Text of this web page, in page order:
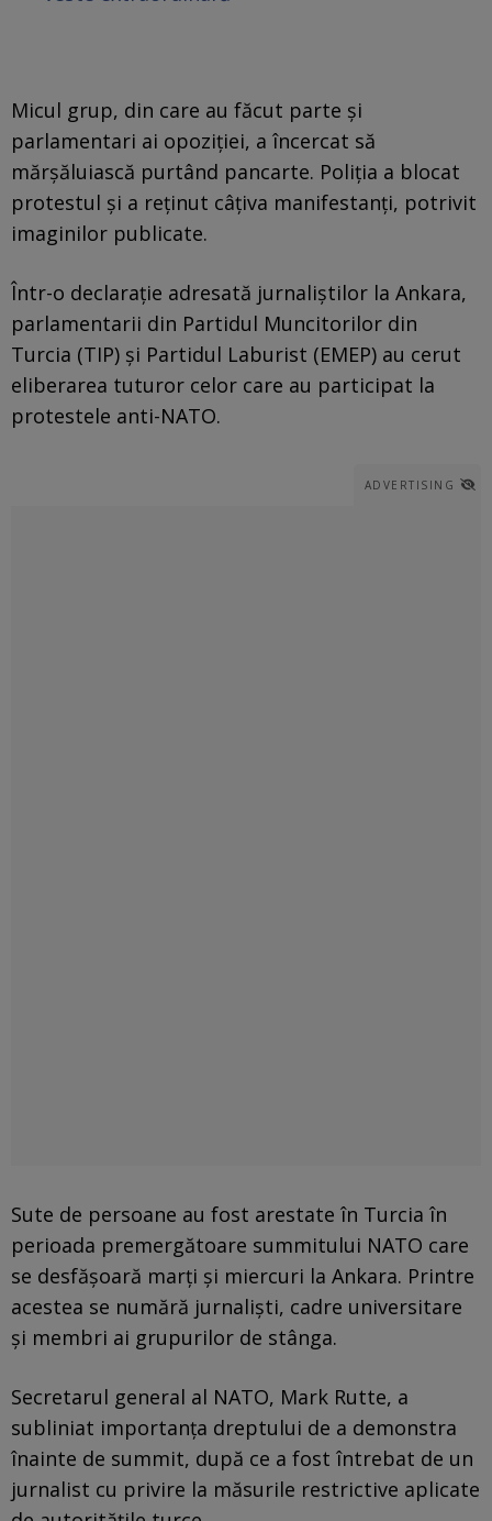
Micul grup, din care au făcut parte și
parlamentari ai opoziției, a încercat să
mărșăluiască purtând pancarte. Poliția a blocat
protestul și a reținut câțiva manifestanți, potrivit
imaginilor publicate.
Într-o declarație adresată jurnaliștilor la Ankara,
parlamentarii din Partidul Muncitorilor din
Turcia (TIP) și Partidul Laburist (EMEP) au cerut
eliberarea tuturor celor care au participat la
protestele anti-NATO.
ADVERTISING
Sute de persoane au fost arestate în Turcia în
perioada premergătoare summitului NATO care
se desfășoară marți și miercuri la Ankara. Printre
acestea se numără jurnaliști, cadre universitare
și membri ai grupurilor de stânga.
Secretarul general al NATO, Mark Rutte, a
subliniat importanța dreptului de a demonstra
înainte de summit, după ce a fost întrebat de un
jurnalist cu privire la măsurile restrictive aplicate